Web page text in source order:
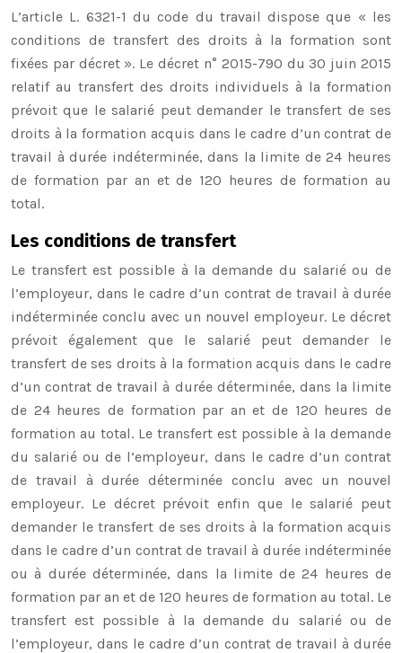
L’article L. 6321-1 du code du travail dispose que « les
conditions de transfert des droits à la formation sont
fixées par décret ». Le décret n° 2015-790 du 30 juin 2015
relatif au transfert des droits individuels à la formation
prévoit que le salarié peut demander le transfert de ses
droits à la formation acquis dans le cadre d’un contrat de
travail à durée indéterminée, dans la limite de 24 heures
de formation par an et de 120 heures de formation au
total.
Les conditions de transfert
Le transfert est possible à la demande du salarié ou de
l’employeur, dans le cadre d’un contrat de travail à durée
indéterminée conclu avec un nouvel employeur. Le décret
prévoit également que le salarié peut demander le
transfert de ses droits à la formation acquis dans le cadre
d’un contrat de travail à durée déterminée, dans la limite
de 24 heures de formation par an et de 120 heures de
formation au total. Le transfert est possible à la demande
du salarié ou de l’employeur, dans le cadre d’un contrat
de travail à durée déterminée conclu avec un nouvel
employeur. Le décret prévoit enfin que le salarié peut
demander le transfert de ses droits à la formation acquis
dans le cadre d’un contrat de travail à durée indéterminée
ou à durée déterminée, dans la limite de 24 heures de
formation par an et de 120 heures de formation au total. Le
transfert est possible à la demande du salarié ou de
l’employeur, dans le cadre d’un contrat de travail à durée